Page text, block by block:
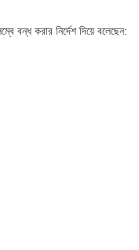
বন্ধ করার নির্দেশ দিয়ে বলেছেন: